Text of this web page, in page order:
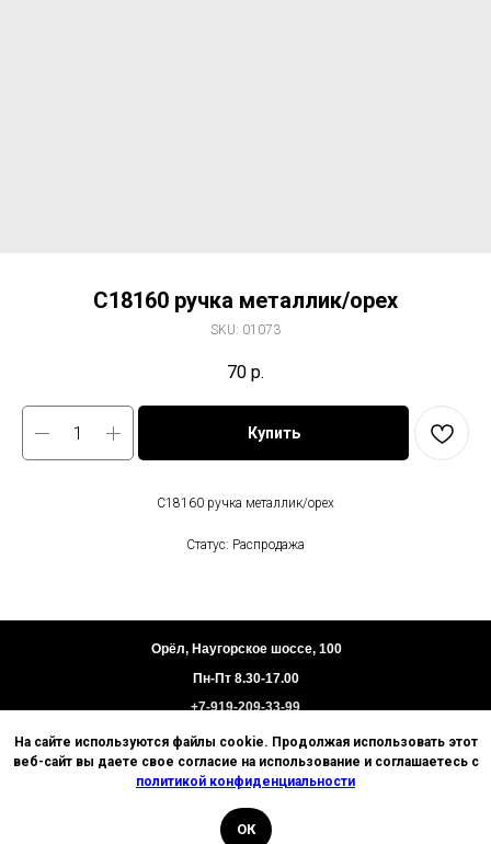
C18160 ручка металлик/орех
SKU: 01073
70 р.
Купить
C18160 ручка металлик/орех
Статус: Распродажа
На сайте используются файлы cookie. Продолжая использовать этот
веб-сайт вы даете свое согласие на использование и соглашаетесь с
политикой конфиденциальности
ОК
Политика конфиденциальности
Пользовательское соглашение
Орёл, Наугорское шоссе, 100
Пн-Пт 8.30-17.00
+7-919-209-33-99